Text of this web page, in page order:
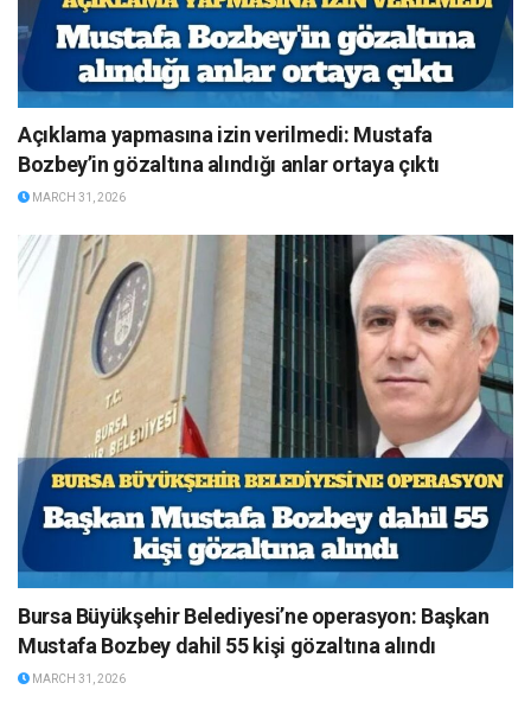
Açıklama yapmasına izin verilmedi: Mustafa
Bozbey’in gözaltına alındığı anlar ortaya çıktı
MARCH 31, 2026
Bursa Büyükşehir Belediyesi’ne operasyon: Başkan
Mustafa Bozbey dahil 55 kişi gözaltına alındı
MARCH 31, 2026